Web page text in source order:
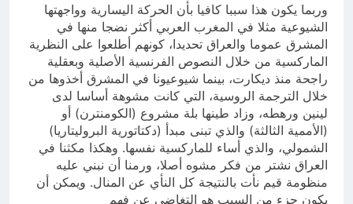
وربما يكون هذا سببا كافيا بأن الحركة اليسارية وواجهتها
الشيوعية مثلا في المغرب العربي أكثر نضجا منها في
المشرق عموما والعراق تحديدا، كونهم أطلعوا على النظرية
الماركسية من خلال النصوص الفرنسية الأصلية وبعقلية
راجحة منذ ديكارت، بينما شيوعيونا في المشرق أخذوها من
خلال الترجمة الروسية، التي كانت مشوهة أساسا لدى
لينين ورهطه، وزاد طينها بلة مشروع (الكومنترن) أو
(الأممية الثالثة) والذي تبنى مبدأ (دكتاتورية البروليتاريا)
الشمولي، والذي أساء للماركسية نفسها. وهكذا مكثنا في
العراق نشتر من فكر مشوه أصلا، ورمنا أن نبني عليه
منظومة قيم نأت بالنتيجة كل النأي عن المنال. ويمكن أن
يكون جزء من السبب هو التغاضي عن فهم